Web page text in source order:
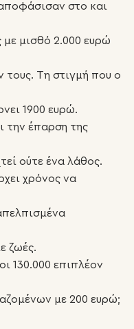
στο και
με μισθό 2.000 ευρώ
Τη στιγμή που ο
1900 ευρώ.
την έπαρση της
ούτε ένα λάθος.
χρόνος να
ζωές.
130.000 επιπλέον
με 200 ευρώ;